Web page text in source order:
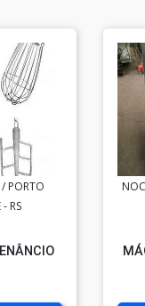
/ PORTO
- RS